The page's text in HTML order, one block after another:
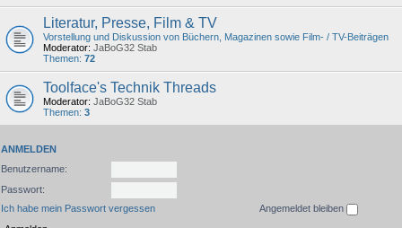
Literatur, Presse, Film & TV
Vorstellung und Diskussion von Büchern, Magazinen sowie Film- / TV-Beiträgen
Moderator: JaBoG32 Stab
Themen: 72
Toolface's Technik Threads
Moderator: JaBoG32 Stab
Themen: 3
ANMELDEN
Benutzername:
Passwort:
Ich habe mein Passwort vergessen
Angemeldet bleiben